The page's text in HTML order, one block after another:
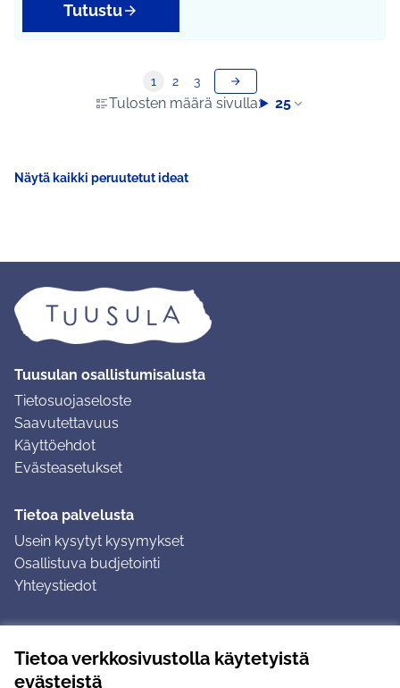
Tietoa verkkosivustolla käytetyistä
evästeistä
Tutustu
Tulosten määrä sivulla: 25
1 2 3
Näytä kaikki peruutetut ideat
Tuusulan osallistumisalusta
Tietosuojaseloste
Saavutettavuus
Käyttöehdot
Evästeasetukset
Tietoa palvelusta
Usein kysytyt kysymykset
Osallistuva budjetointi
Yhteystiedot
Ohjeet kirjautumiseen